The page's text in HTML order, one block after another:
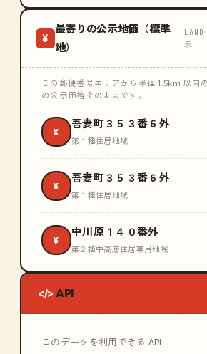
¥
最寄りの公示地価（標準
地）
示
この郵便番号エリアから半径 1.5km 以内
の公示価格そのままです。
¥
吾妻町３５３番６外
第１種住居地域
¥
吾妻町３５３番６外
第１種住居地域
¥
中川原１４０番外
第２種中高層住居専用地域
</> API
このデータを利用できる API: